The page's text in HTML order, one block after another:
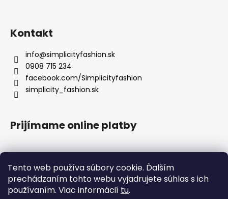
Tento web používa súbory cookie. Ďalším
prechádzaním tohto webu vyjadrujete súhlas s ich
používaním. Viac informácií tu.
Kontakt
info@simplicityfashion.sk
0908 715 234
facebook.com/Simplicityfashion
simplicity_fashion.sk
Prijímame online platby
Facebook